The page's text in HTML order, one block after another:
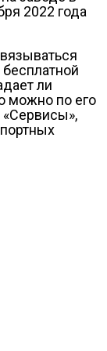
2022 года
ли
можно по его
«Сервисы»,